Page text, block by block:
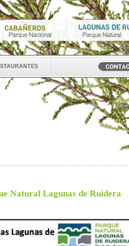
Natural Lagunas de Ruidera